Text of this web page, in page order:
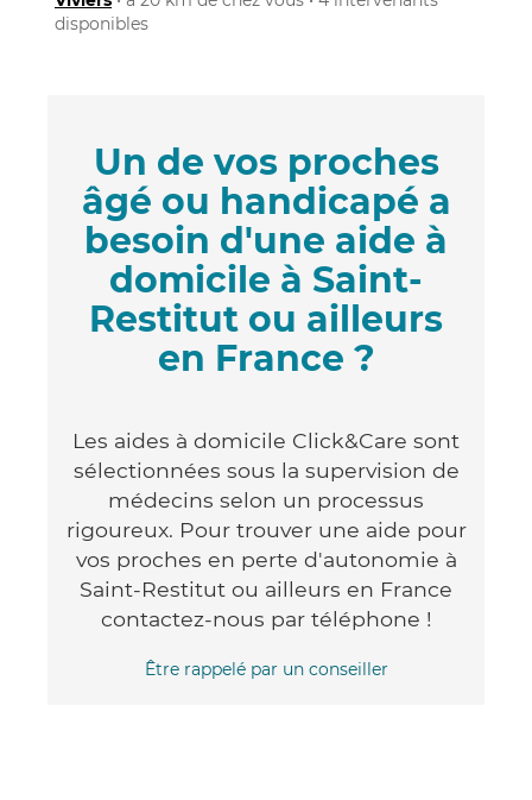
disponibles
Un de vos proches
âgé ou handicapé a
besoin d'une aide à
domicile à Saint-
Restitut ou ailleurs
en France ?
Les aides à domicile Click&Care sont
sélectionnées sous la supervision de
médecins selon un processus
rigoureux. Pour trouver une aide pour
vos proches en perte d'autonomie à
Saint-Restitut ou ailleurs en France
contactez-nous par téléphone !
Être rappelé par un conseiller